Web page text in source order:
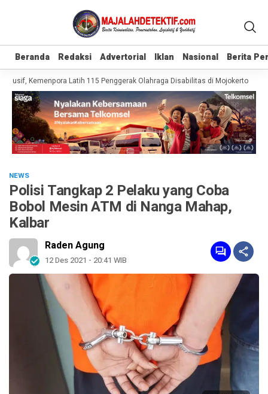
Beranda Redaksi Advertorial Iklan Nasional Berita
Beranda Redaksi Advertorial Iklan Nasional Berita
Kemenpora Latih 115 Penggerak Olahraga Disabilitas di Mojokerto
NEWS
Polisi Tangkap 2 Pelaku yang Coba
Bobol Mesin ATM di Nanga Mahap,
Kalbar
Raden Agung
12 Des 2021 - 20:41 WIB